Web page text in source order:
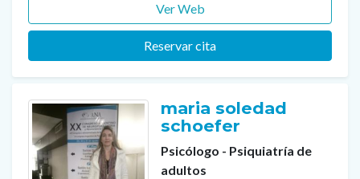
Ver Web
Reservar cita
maria soledad
schoefer
Psicólogo - Psiquiatría de
adultos